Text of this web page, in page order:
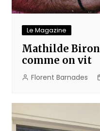
Le Magazine
Mathilde
comme on vit
Florent Barnades